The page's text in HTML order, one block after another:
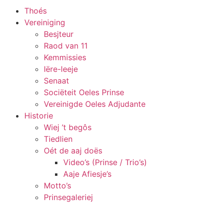
Thoés
Vereiniging
Besjteur
Raod van 11
Kemmissies
Iëre-leeje
Senaat
Sociëteit Oeles Prinse
Vereinigde Oeles Adjudante
Historie
Wiej ’t begôs
Tiedlien
Oét de aaj doës
Video’s (Prinse / Trio’s)
Aaje Afiesje’s
Motto’s
Prinsegaleriej